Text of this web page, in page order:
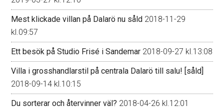
Mest klickade villan på Dalarö nu såld 2018-11-29
kl.09:57
Ett besök på Studio Frisé i Sandemar 2018-09-27 kl.13:08
Villa i grosshandlarstil på centrala Dalarö till salu! [såld]
2018-09-14 kl.10:15
Du sorterar och återvinner väl? 2018-04-26 kl.12:01